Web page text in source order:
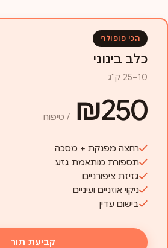
הכי פופולרי
כלב בינוני
10–25 ק"ג
₪250 / טיפוח
רחצה מפנקת + מסכה
תספורת מותאמת גזע
גזיזת ציפורניים
ניקוי אוזניים ועיניים
בישום עדין
קביעת תור